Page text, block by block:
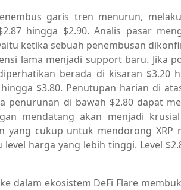
garis tren menurun,
hingga $2.90. Analis pasar
ketika sebuah penembusan
lama menjadi support baru. Jika
berada di kisaran $3.20
$3.80. Penutupan harian di
penurunan di bawah $2.80 dapat
mendatang akan menjadi
yang cukup untuk mendorong XRP
harga yang lebih tinggi. Level
dalam ekosistem DeFi Flare